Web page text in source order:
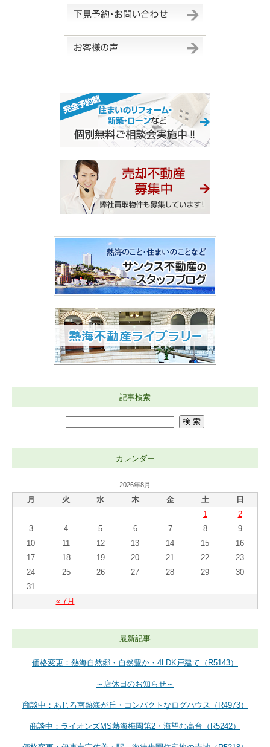
記事検索
カレンダー
2026年8月
月 火 水 木 金 土 日
« 7月
1
2
3
4 5 6 7 8
9
10
11 12 13 14 15
16
17
18 19 20 21 22
23
24
25 26 27 28 29
30
31
最新記事
価格変更：熱海自然郷・自然豊か・4LDK戸建て（R5143）
～店休日のお知らせ～
商談中：あじろ南熱海が丘・コンパクトなログハウス（R4973）
商談中：ライオンズMS熱海梅園第2・海望む高台（R5242）